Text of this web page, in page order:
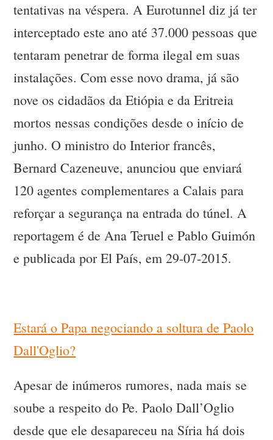
tentativas na véspera. A Eurotunnel diz já ter
interceptado este ano até 37.000 pessoas que
tentaram penetrar de forma ilegal em suas
instalações. Com esse novo drama, já são
nove os cidadãos da Etiópia e da Eritreia
mortos nessas condições desde o início de
junho. O ministro do Interior francês,
Bernard Cazeneuve, anunciou que enviará
120 agentes complementares a Calais para
reforçar a segurança na entrada do túnel. A
reportagem é de Ana Teruel e Pablo Guimón
e publicada por El País, em 29-07-2015.
Estará o Papa negociando a soltura de Paolo
Dall'Oglio?
Apesar de inúmeros rumores, nada mais se
soube a respeito do Pe. Paolo Dall’Oglio
desde que ele desapareceu na Síria há dois